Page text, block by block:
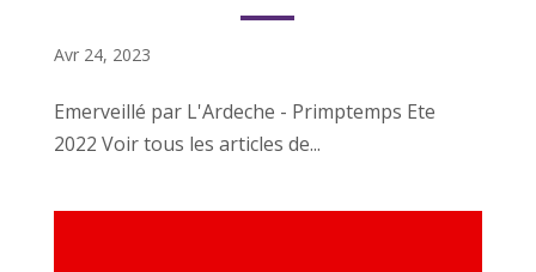
Avr 24, 2023
Emerveillé par L'Ardeche - Primptemps Ete
2022 Voir tous les articles de...